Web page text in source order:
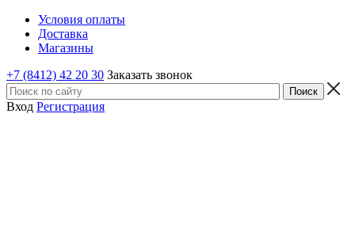
Условия оплаты
Доставка
Магазины
+7 (8412) 42 20 30 Заказать звонок
Вход Регистрация